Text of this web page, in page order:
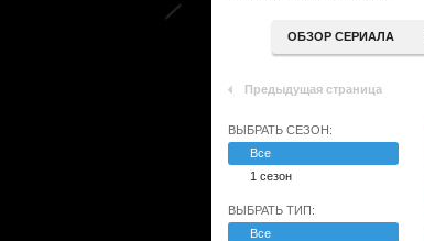
ОБЗОР СЕРИАЛА
Предыдущая страница
ВЫБРАТЬ СЕЗОН:
Все
1 сезон
ВЫБРАТЬ ТИП:
Все